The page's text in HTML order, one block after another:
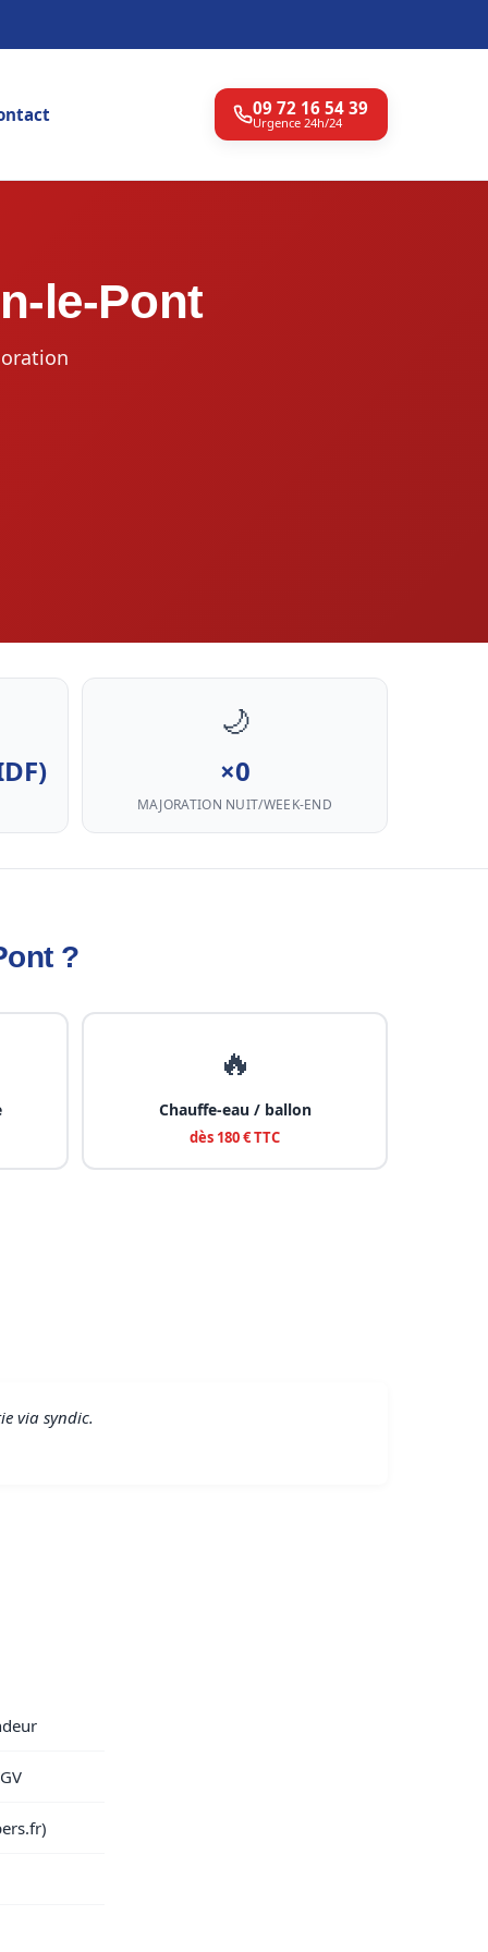
09 72 16 54 39
Urgence 24h/24
le-Pont
🌙
×0
MAJORATION NUIT/WEEK-END
?
🔥
Chauffe-eau / ballon
dès 180 € TTC
via syndic.